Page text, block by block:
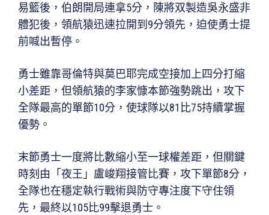
易籃後，伯朗開局連拿5分，陳將双製造吳永盛非
體犯後，領航猿迅速拉開到9分領先，迫使勇士提
前喊出暫停。
勇士雖靠哥倫特與莫巴耶完成空接加上四分打縮
小差距，但領航猿的李家慷本節強勢跳出，攻下
全隊最高的單節10分，使球隊以81比75持續掌握
優勢。
末節勇士一度將比數縮小至一球權差距，但關鍵
時刻由「夜王」盧峻翔接管比賽，攻下單節8分，
全隊也在穩定執行戰術與防守專注度下守住領
先，最終以105比99擊退勇士。